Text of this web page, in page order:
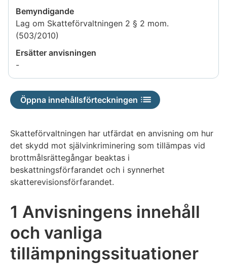
Bemyndigande
Lag om Skatteförvaltningen 2 § 2 mom.
(503/2010)
Ersätter anvisningen
-
Öppna innehållsförteckningen
Skatteförvaltningen har utfärdat en anvisning om hur
det skydd mot självinkriminering som tillämpas vid
brottmålsrättegångar beaktas i
beskattningsförfarandet och i synnerhet
skatterevisionsförfarandet.
1 Anvisningens innehåll
och vanliga
tillämpningssituationer